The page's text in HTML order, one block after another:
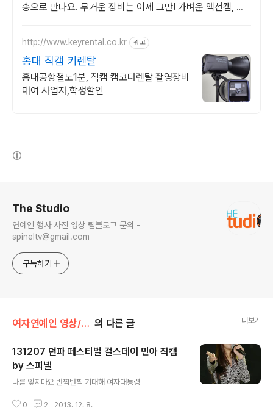
송으로 만나요. 무거운 장비는 이제 그만! 가벼운 액션캠, 자
http://www.keyrental.co.kr 광고
홍대 직캠 키렌탈
홍대공항철도1분, 직캠 캠코더렌탈 촬영장비
대여 사업자,학생할인
The Studio
연예인 행사 사진 영상 팀블로그 문의 -
spineltv@gmail.com
구독하기
여자연예인 영상/걸스데이 의 다른 글 더보기
131207 던파 페스티벌 걸스데이 민아 직캠
by 스피넬
나를 잊지마요 반짝반짝 기대해 여자대통령
0 2 2013. 12. 8.